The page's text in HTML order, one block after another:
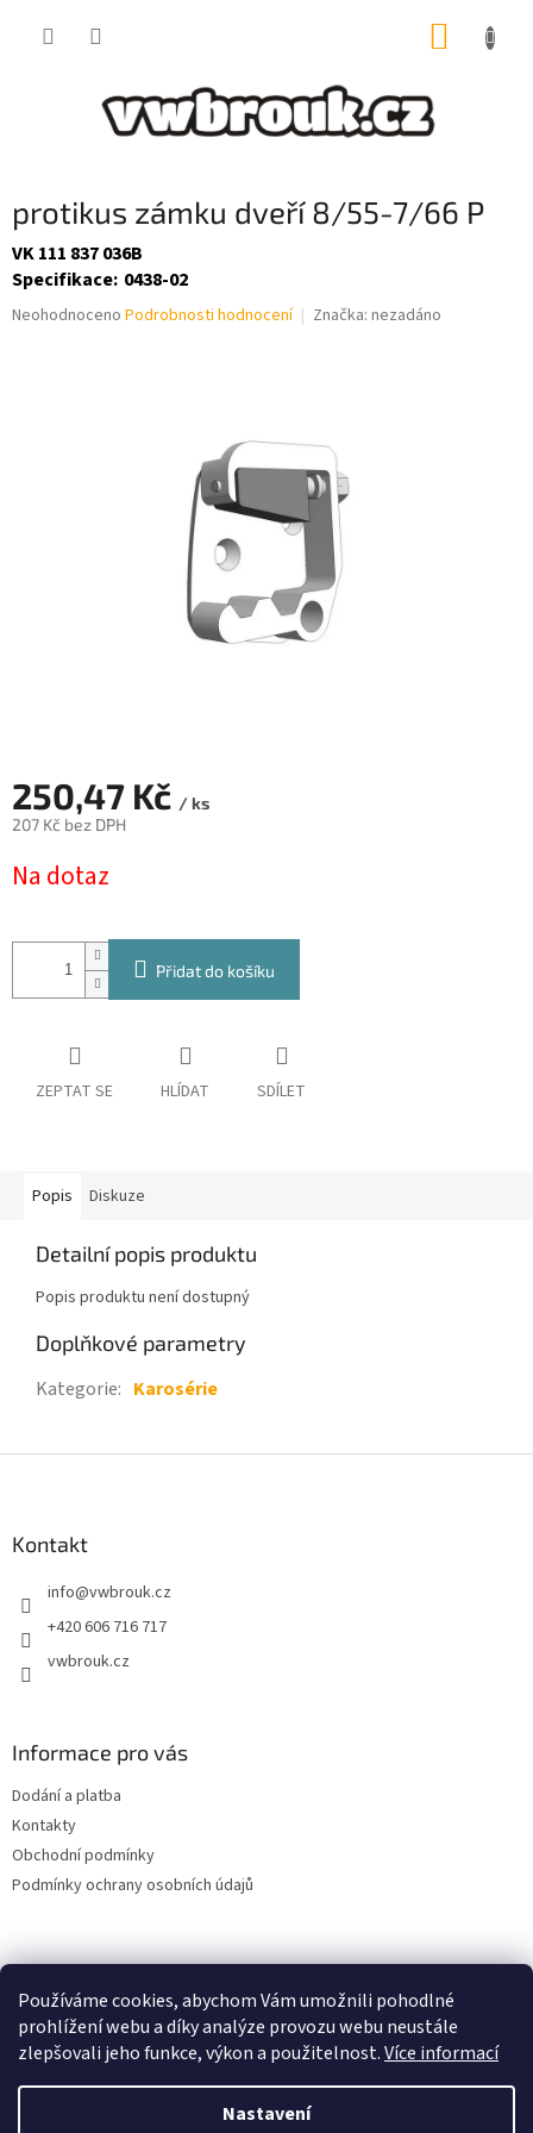
Používáme cookies, abychom Vám umožnili pohodlné
prohlížení webu a díky analýze provozu webu neustále
zlepšovali jeho funkce, výkon a použitelnost.Více informací
Nastavení
protikus zámku dveří 8/55-7/66 P
VK 111 837 036B
Specifikace: 0438-02
Průměrné
Neohodnoceno Podrobnosti hodnocení Značka: nezadáno
250,47 Kč / ks
207 Kč bez DPH
cena:
Na dotaz
Přidat do košíku
ZEPTAT SE HLÍDAT SDÍLET
Popis Diskuze
Detailní popis produktu
Popis produktu není dostupný
Doplňkové parametry
Kategorie: Karosérie
Kontakt
info@vwbrouk.cz
+420 606 716 717
vwbrouk.cz
Informace pro vás
Dodání a platba
Kontakty
Obchodní podmínky
Podmínky ochrany osobních údajů
Vytvořil Shoptet